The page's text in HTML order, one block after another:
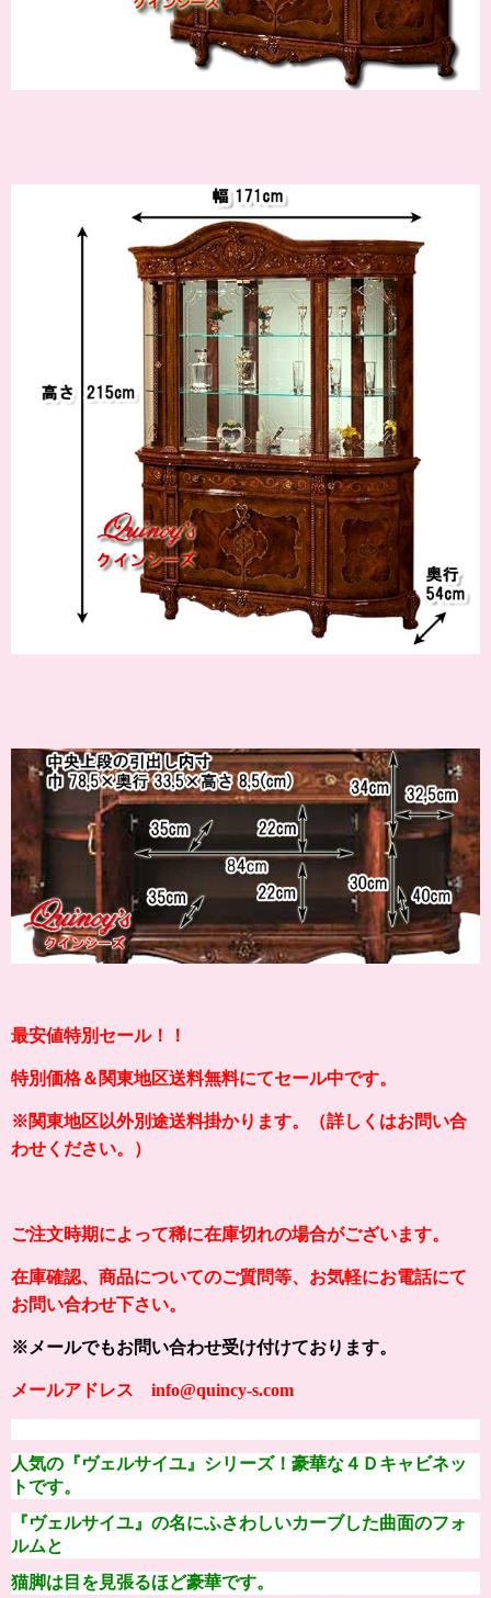
最安値特別セール！！
特別価格＆関東地区送料無料にてセール中です。
※関東地区以外別途送料掛かります。（詳しくはお問い合
わせください。）
ご注文時期によって稀に在庫切れの場合がございます。
在庫確認、商品についてのご質問等、お気軽にお電話にて
お問い合わせ下さい。
※メールでもお問い合わせ受け付けております。
メールアドレス info@quincy-s.com
人気の『ヴェルサイユ』シリーズ！豪華な４Ｄキャビネッ
トです。
『ヴェルサイユ 』の名にふさわしいカーブした曲面のフォ
ルムと
猫脚は目を見張るほど豪華です。